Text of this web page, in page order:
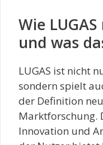
Wie
und was
LUGAS ist nicht
sondern spielt
der Definition
Marktforschung.
Innovation und